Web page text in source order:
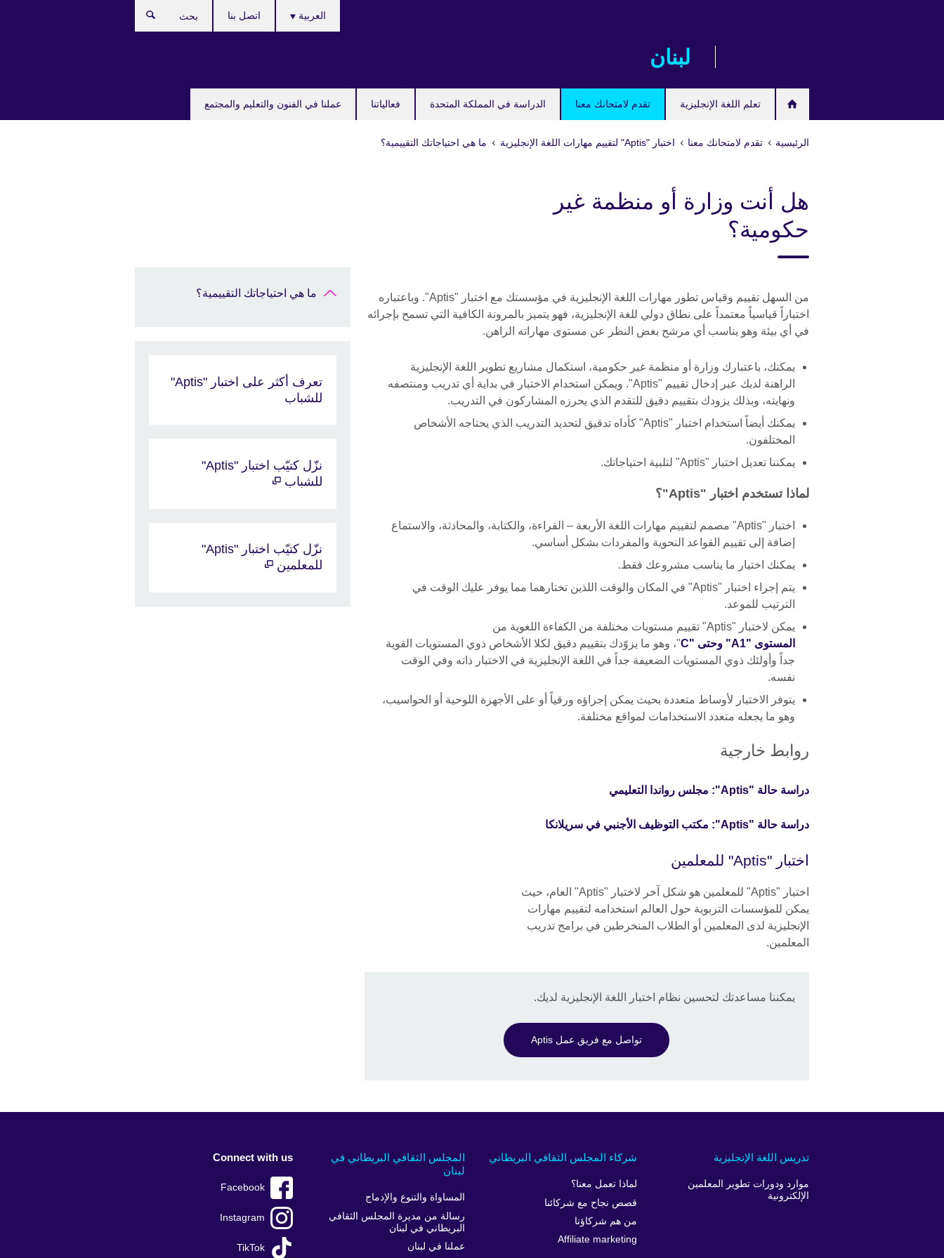
لبنان
تعلم اللغة الإنجليزية تقدم لامتحانك معنا الدراسة في المملكة المتحدة فعالياتنا عملنا في الفنون والتعليم والمجتمع
العربية اتصل بنا
الرئيسية تقدم لامتحانك معنا اختبار "Aptis" لتقييم مهارات اللغة الإنجليزية ما هي احتياجاتك التقييمية؟
هل أنت وزارة أو منظمة غير
حكومية؟
من السهل تقييم وقياس تطور مهارات اللغة الإنجليزية في مؤسستك مع اختبار "Aptis". وباعتباره
اختباراً قياسياً معتمداً على نطاق دولي للغة الإنجليزية، فهو يتميز بالمرونة الكافية التي تسمح بإجرائه
في أي بيئة وهو يناسب أي مرشح بغض النظر عن مستوى مهاراته الراهن.
يمكنك، باعتبارك وزارة أو منظمة غير حكومية، استكمال مشاريع تطوير اللغة الإنجليزية
الراهنة لديك عبر إدخال تقييم "Aptis". ويمكن استخدام الاختبار في بداية أي تدريب ومنتصفه
ونهايته، وبذلك يزودك بتقييم دقيق للتقدم الذي يحرزه المشاركون في التدريب.
يمكنك أيضاً استخدام اختبار "Aptis" كأداه تدقيق لتحديد التدريب الذي يحتاجه الأشخاص
المختلفون.
يمكننا تعديل اختبار "Aptis" لتلبية احتياجاتك.
لماذا تستخدم اختبار "Aptis"؟
اختبار "Aptis" مصمم لتقييم مهارات اللغة الأربعة – القراءة، والكتابة، والمحادثة، والاستماع
إضافة إلى تقييم القواعد النحوية والمفردات بشكل أساسي.
يمكنك اختيار ما يناسب مشروعك فقط.
يتم إجراء اختبار "Aptis" في المكان والوقت اللذين تختارهما مما يوفر عليك الوقت في
الترتيب للموعد.
يمكن لاختبار "Aptis" تقييم مستويات مختلفة من الكفاءة اللغوية من
المستوى "A1" وحتى "C
"، وهو ما يزوّدك بتقييم دقيق لكلا الأشخاص ذوي المستويات القوية
جداً وأولئك ذوي المستويات الضعيفة جداً في اللغة الإنجليزية في الاختبار ذاته وفي الوقت
نفسه.
يتوفر الاختبار لأوساط متعددة بحيث يمكن إجراؤه ورقياً أو على الأجهزة اللوحية أو الحواسيب،
وهو ما يجعله متعدد الاستخدامات لمواقع مختلفة.
روابط خارجية
دراسة حالة "Aptis": مجلس رواندا التعليمي
دراسة حالة "Aptis": مكتب التوظيف الأجنبي في سريلانكا
اختبار "Aptis" للمعلمين
اختبار "Aptis" للمعلمين هو شكل آخر لاختبار "Aptis" العام، حيث
يمكن للمؤسسات التربوية حول العالم استخدامه لتقييم مهارات
الإنجليزية لدى المعلمين أو الطلاب المنخرطين في برامج تدريب
المعلمين.
يمكننا مساعدتك لتحسين نظام اختبار اللغة الإنجليزية لديك.
تواصل مع فريق عمل Aptis
ما هي احتياجاتك التقييمية؟
تعرف أكثر على اختبار "Aptis"
للشباب
نزّل كتيّب اختبار "Aptis"
للشباب
نزّل كتيّب اختبار "Aptis"
للمعلمين
المجلس الثقافي البريطاني في
لبنان
المساواة والتنوع والإدماج
رسالة من مديرة المجلس الثقافي
البريطاني في لبنان
عملنا في لبنان
شركاء المجلس الثقافي البريطاني
لماذا تعمل معنا؟
قصص نجاح مع شركائنا
من هم شركاؤنا
Affiliate marketing
تدريس اللغة الإنجليزية
موارد ودورات تطوير المعلمين
الإلكترونية
Connect with us
Facebook
Instagram
TikTok